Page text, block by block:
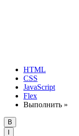
HTML
CSS
JavaScript
Flex
Выполнить »
B